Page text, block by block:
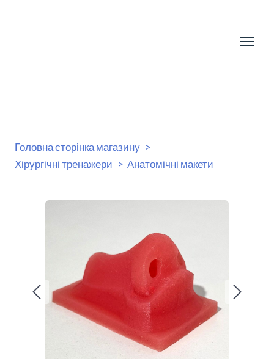
Головна сторінка магазину
Хірургічні тренажери
Анатомічні макети